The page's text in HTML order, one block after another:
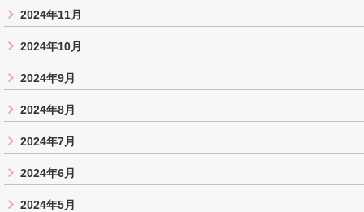
2024年11月
2024年10月
2024年9月
2024年8月
2024年7月
2024年6月
2024年5月